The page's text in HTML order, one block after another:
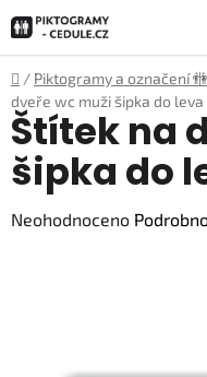
na
obsah
Domů
/ Piktogramy a označení 🚻
dveře wc muži šipka do leva
Štítek na
šipka do
Průměrné
Neohodnoceno